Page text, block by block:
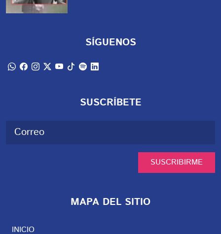
SÍGUENOS
SUSCRÍBETE
SUSCRIBIRME
MAPA DEL SITIO
INICIO